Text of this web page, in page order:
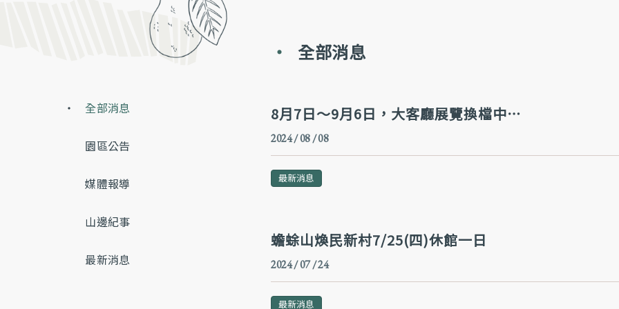
全部消息
8月7日～9月6日，大客廳展覽換檔中⋯
2024 / 08 / 08
最新消息
蟾蜍山煥民新村7/25(四)休館一日 ​
2024 / 07 / 24
最新消息
全部消息
園區公告
媒體報導
山邊紀事
最新消息